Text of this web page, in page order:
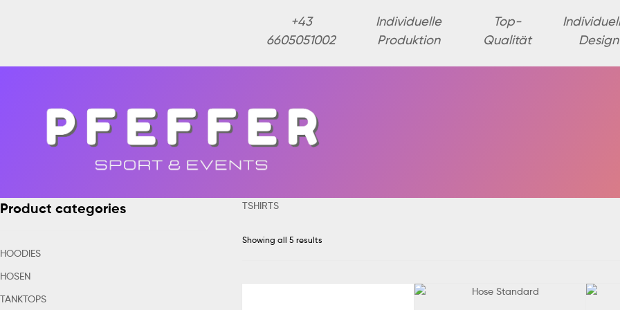
+43
6605051002
Individuelle
Produktion
Top-
Qualität
Design
TSHIRTS
Showing all 5 results
Product categories
HOODIES
HOSEN
TANKTOPS